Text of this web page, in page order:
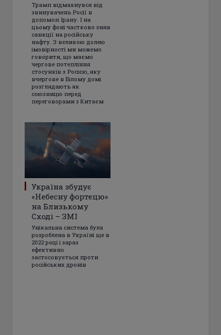
Трамп відмахнувся від
звинувачень Росії в
допомозі Ірану. І на
цьому фоні частково зняв
санкції на російську
нафту. З великою долею
імовірності ми можемо
говорити, що маємо
чергове потепління
стосунків з Росією, яку
вчергове в Білому домі
розглядають як
союзницю перед
переговорами з Китаєм
Україна збудує
«Небесну фортецю»
на Близькому
Сході – ЗМІ
Унікальна система була
розроблена в Україні ще в
2022 році і зараз
ефективно
застосовується проти
російських дронів